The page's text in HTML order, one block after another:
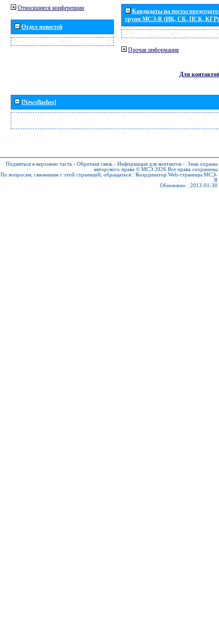
Относящиеся конференции
Отдел новостей
Кандидаты на посты
групп МСЭ-R (ИК, СК, ПСК, КГР)
Прочая информация
Для контактов
[Newsflashes]
Подняться в верхнюю часть - Обратная связь - Информация для контактов - Знак охраны
авторского права © МСЭ 2026 Все права сохранены
По вопросам, связанным с этой страницей, обращаться : Координатор Web-страницы МСЭ-
R
Обновлено : 2013-01-30